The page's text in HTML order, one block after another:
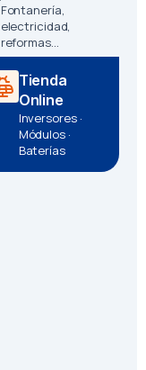
Fontanería,
electricidad,
reformas…
Tienda
Online
Inversores ·
Módulos ·
Baterías